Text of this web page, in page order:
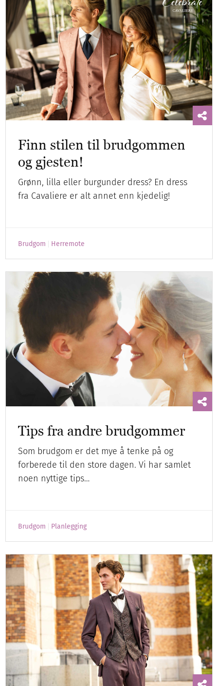
Finn stilen til brudgommen
og gjesten!
Grønn, lilla eller burgunder dress? En dress
fra Cavaliere er alt annet enn kjedelig!
Brudgom Herremote
Tips fra andre brudgommer
Som brudgom er det mye å tenke på og
forberede til den store dagen. Vi har samlet
noen nyttige tips…
Brudgom Planlegging